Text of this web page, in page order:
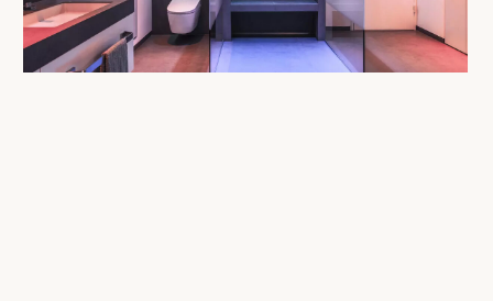
СМОТРЕТЬ КАТАЛОГ